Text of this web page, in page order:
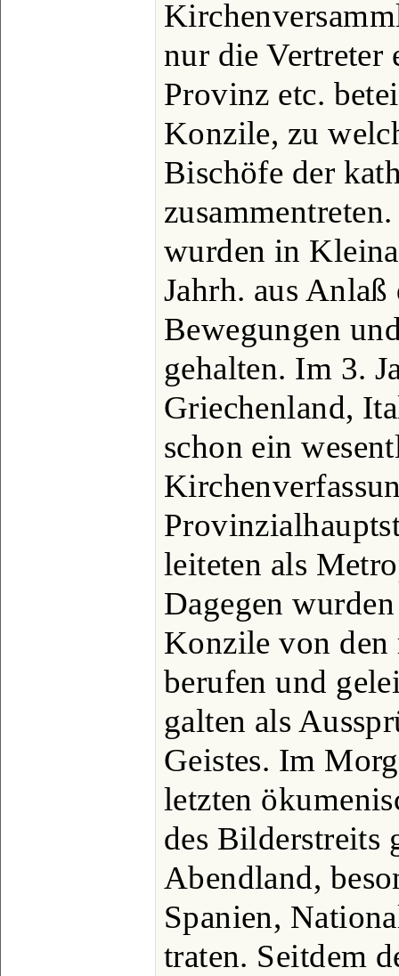
nur die Vertreter
Provinz etc.
Konzile, zu
Bischöfe der
wurden in
Jahrh. aus
Bewegungen
gehalten. Im 3.
Griechenland,
schon ein
leiteten als
Dagegen
Konzile von den
berufen und
galten als
Geistes. Im
letzten
des Bilderstreits
Abendland,
Spanien,
traten. Seitdem